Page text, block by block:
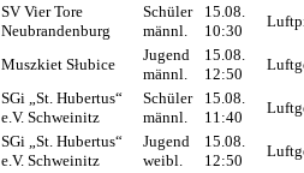
SV Vier Tore
Neubrandenburg
Schüler
männl.
15.08.
10:30
Muszkiet Słubice
Jugend
männl.
15.08.
12:50
SGi „St. Hubertus“
e.V. Schweinitz
Schüler
männl.
15.08.
11:40
SGi „St. Hubertus“
e.V. Schweinitz
Jugend
weibl.
15.08.
12:50